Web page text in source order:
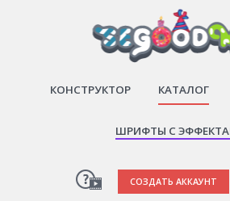
КОНСТРУКТОР КАТАЛОГ
ШРИФТЫ С
СОЗДАТЬ АККАУНТ